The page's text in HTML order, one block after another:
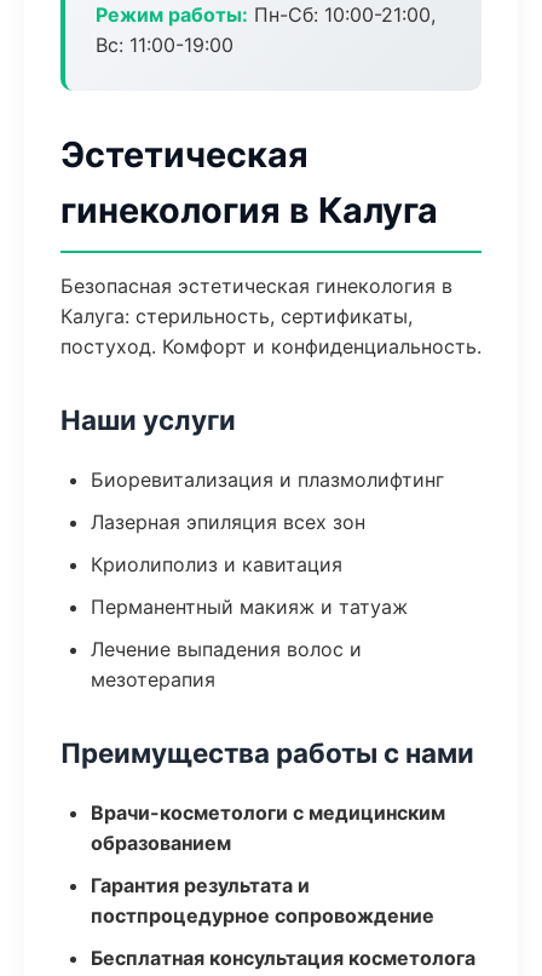
Режим работы: Пн-Сб: 10:00-21:00,
Вс: 11:00-19:00
Эстетическая
гинекология в Калуга
Безопасная эстетическая гинекология в
Калуга: стерильность, сертификаты,
постуход. Комфорт и конфиденциальность.
Наши услуги
Биоревитализация и плазмолифтинг
Лазерная эпиляция всех зон
Криолиполиз и кавитация
Перманентный макияж и татуаж
Лечение выпадения волос и
мезотерапия
Преимущества работы с нами
Врачи-косметологи с медицинским
образованием
Гарантия результата и
постпроцедурное сопровождение
Бесплатная консультация косметолога